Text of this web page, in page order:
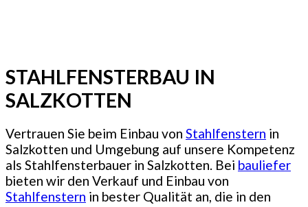
STAHLFENSTERBAU IN
SALZKOTTEN
Vertrauen Sie beim Einbau von Stahlfenstern in
Salzkotten und Umgebung auf unsere Kompetenz
als Stahlfensterbauer in Salzkotten. Bei bauliefer
bieten wir den Verkauf und Einbau von
Stahlfenstern in bester Qualität an, die in den